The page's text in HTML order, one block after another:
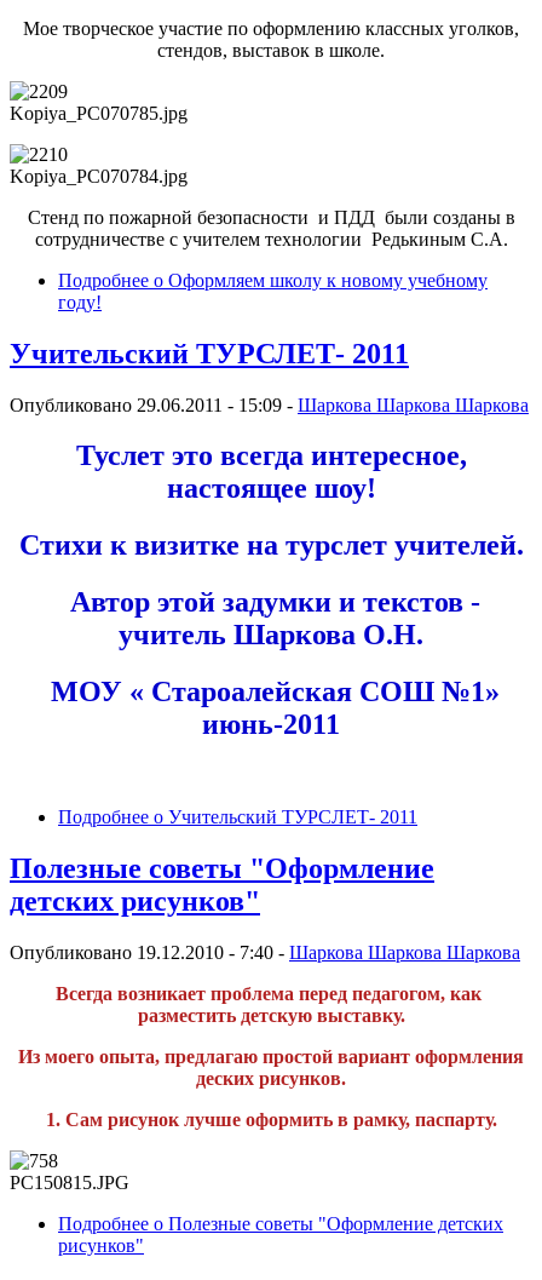
Мое творческое участие по оформлению классных уголков,
стендов, выставок в школе.
Kopiya_PC070785.jpg
Kopiya_PC070784.jpg
Стенд по пожарной безопасности и ПДД были созданы в
сотрудничестве с учителем технологии Редькиным С.А.
Подробнее о Оформляем школу к новому учебному
году!
Учительский ТУРСЛЕТ- 2011
Опубликовано 29.06.2011 - 15:09 - Шаркова Шаркова Шаркова
Туслет это всегда интересное,
настоящее шоу!
Стихи к визитке на турслет учителей.
Автор этой задумки и текстов -
учитель Шаркова О.Н.
МОУ « Староалейская СОШ №1»
июнь-2011
Подробнее о Учительский ТУРСЛЕТ- 2011
Полезные советы "Оформление
детских рисунков"
Опубликовано 19.12.2010 - 7:40 - Шаркова Шаркова Шаркова
Всегда возникает проблема перед педагогом, как
разместить детскую выставку.
Из моего опыта, предлагаю простой вариант оформления
деских рисунков.
1. Сам рисунок лучше оформить в рамку, паспарту.
PC150815.JPG
Подробнее о Полезные советы "Оформление детских
рисунков"